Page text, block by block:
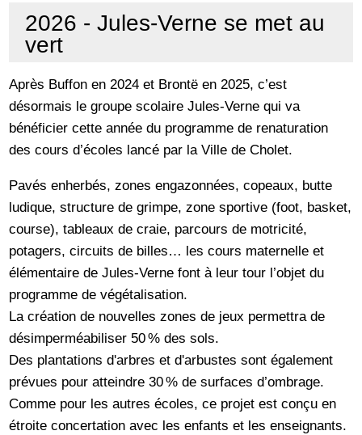
2026 - Jules-Verne se met au
vert
Après Buffon en 2024 et Brontë en 2025, c’est
désormais le groupe scolaire Jules-Verne qui va
bénéficier cette année du programme de renaturation
des cours d’écoles lancé par la Ville de Cholet.
Pavés enherbés, zones engazonnées, copeaux, butte
ludique, structure de grimpe, zone sportive (foot, basket,
course), tableaux de craie, parcours de motricité,
potagers, circuits de billes… les cours maternelle et
élémentaire de Jules-Verne font à leur tour l’objet du
programme de végétalisation.
La création de nouvelles zones de jeux permettra de
désimperméabiliser 50 % des sols.
Des plantations d'arbres et d'arbustes sont également
prévues pour atteindre 30 % de surfaces d’ombrage.
Comme pour les autres écoles, ce projet est conçu en
étroite concertation avec les enfants et les enseignants.